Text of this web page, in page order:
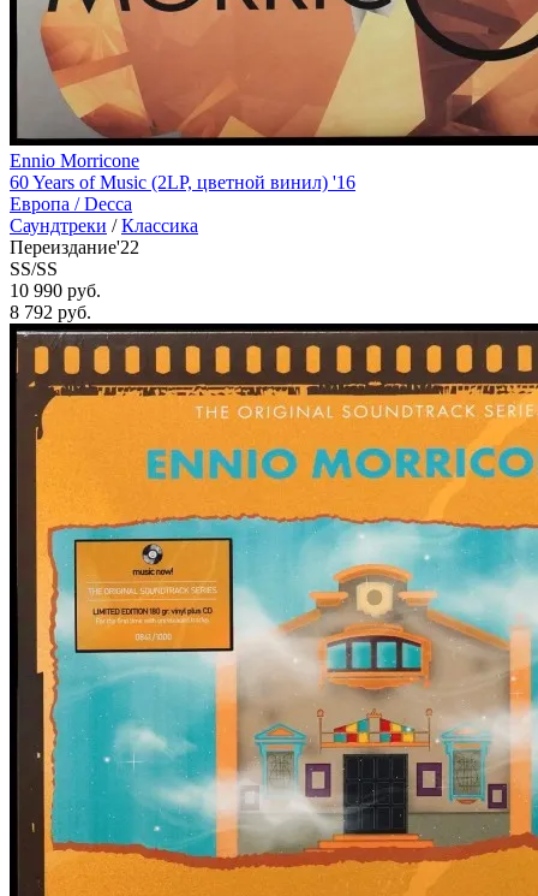
Ennio Morricone
60 Years of Music (2LP, цветной винил) '16
Европа /Decca
Саундтреки /Классика
Переиздание'22
SS/SS
10 990 руб.
8 792 руб.